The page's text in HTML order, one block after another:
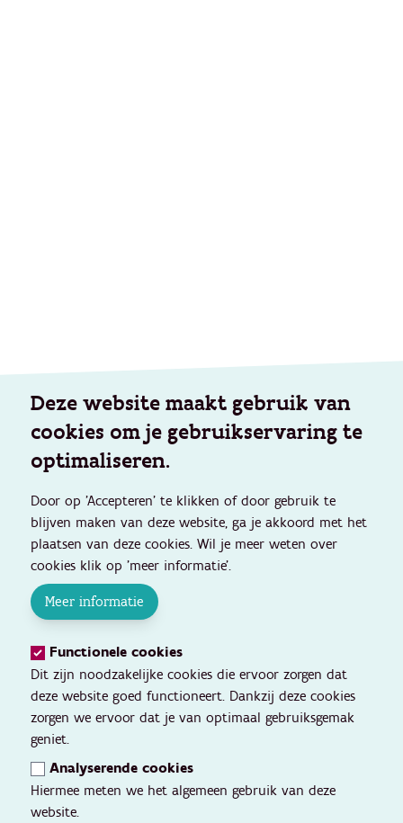
Deze website maakt gebruik van
cookies om je gebruikservaring te
optimaliseren.
Door op 'Accepteren' te klikken of door gebruik te
blijven maken van deze website, ga je akkoord met het
plaatsen van deze cookies. Wil je meer weten over
cookies klik op 'meer informatie'.
Meer informatie
Functionele cookies
Dit zijn noodzakelijke cookies die ervoor zorgen dat
deze website goed functioneert. Dankzij deze cookies
zorgen we ervoor dat je van optimaal gebruiksgemak
geniet.
Analyserende cookies
Hiermee meten we het algemeen gebruik van deze
website.